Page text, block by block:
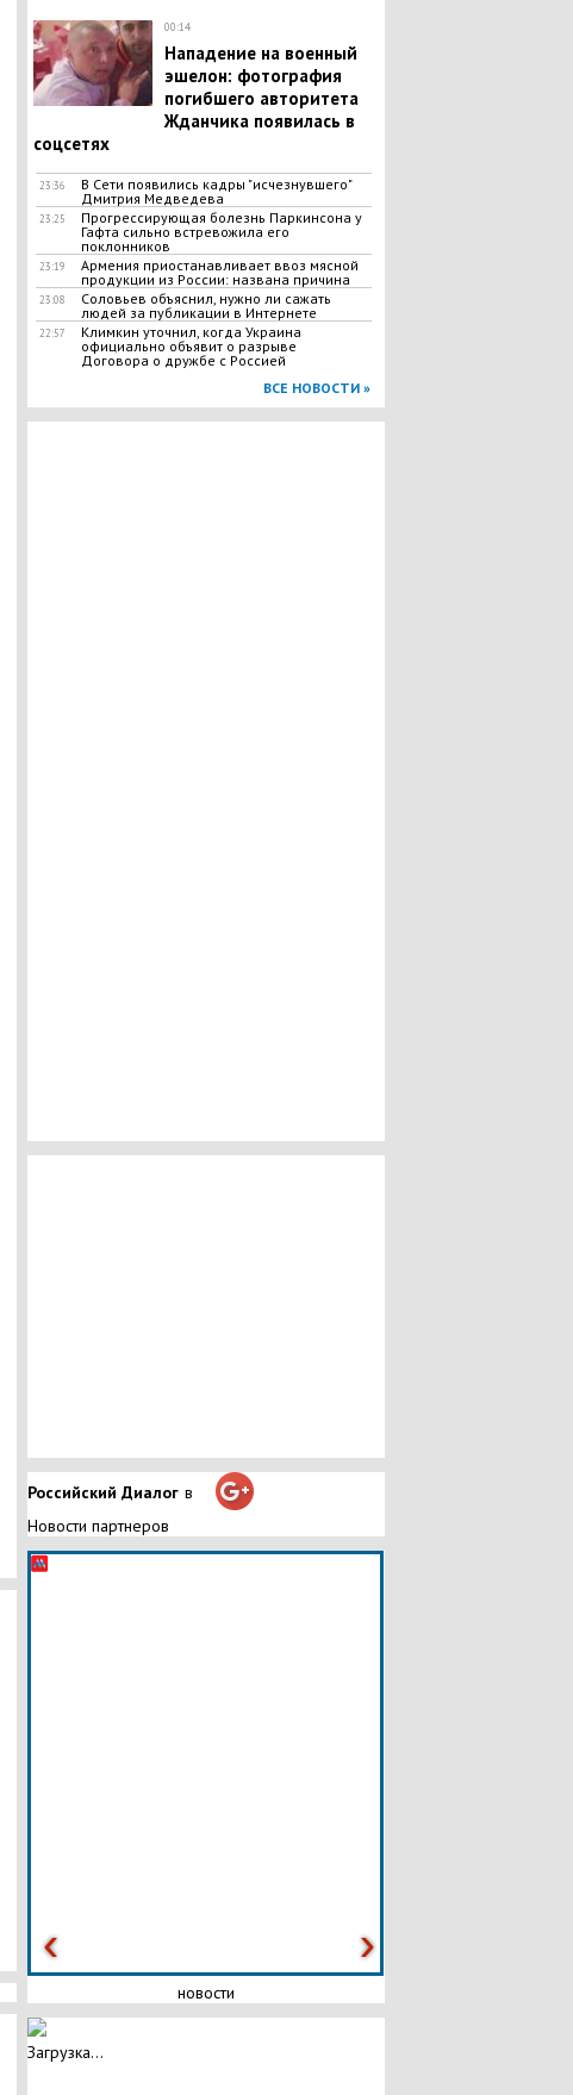
00:14
Нападение на военный
эшелон: фотография
погибшего авторитета
Жданчика появилась в
соцсетях
23:36
В Сети появились кадры "исчезнувшего"
Дмитрия Медведева
23:25
Прогрессирующая болезнь Паркинсона у
Гафта сильно встревожила его
поклонников
23:19
Армения приостанавливает ввоз мясной
продукции из России: названа причина
23:08
Соловьев объяснил, нужно ли сажать
людей за публикации в Интернете
22:57
Климкин уточнил, когда Украина
официально объявит о разрыве
Договора о дружбе с Россией
ВСЕ НОВОСТИ »
Российский Диалог в
Новости партнеров
новости
Загрузка...